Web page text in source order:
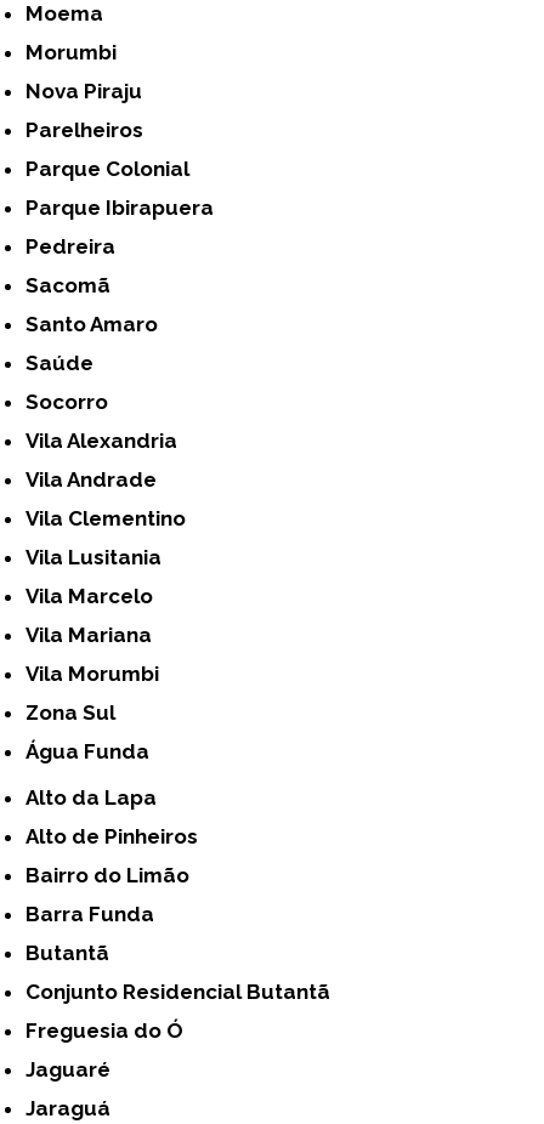
Moema
Morumbi
Nova Piraju
Parelheiros
Parque Colonial
Parque Ibirapuera
Pedreira
Sacomã
Santo Amaro
Saúde
Socorro
Vila Alexandria
Vila Andrade
Vila Clementino
Vila Lusitania
Vila Marcelo
Vila Mariana
Vila Morumbi
Zona Sul
Água Funda
Alto da Lapa
Alto de Pinheiros
Bairro do Limão
Barra Funda
Butantã
Conjunto Residencial Butantã
Freguesia do Ó
Jaguaré
Jaraguá